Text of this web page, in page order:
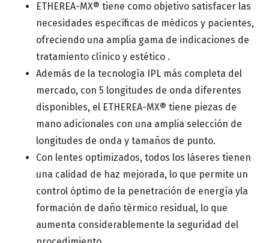
ETHEREA-MX® tiene como objetivo satisfacer las
necesidades específicas de médicos y pacientes,
ofreciendo una amplia gama de indicaciones de
tratamiento clínico y estético .
Además de la tecnología IPL más completa del
mercado, con 5 longitudes de onda diferentes
disponibles, el ETHEREA-MX® tiene piezas de
mano adicionales con una amplia selección de
longitudes de onda y tamaños de punto.
Con lentes optimizados, todos los láseres tienen
una calidad de haz mejorada, lo que permite un
control óptimo de la penetración de energía yla
formación de daño térmico residual, lo que
aumenta considerablemente la seguridad del